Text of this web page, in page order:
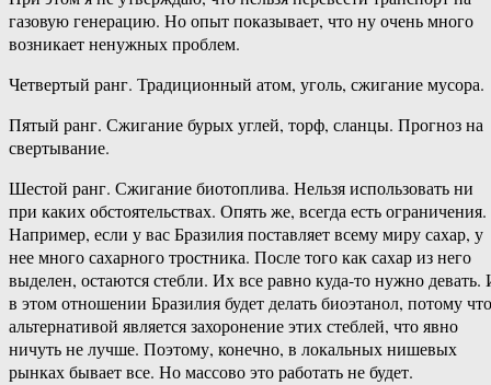
газовую генерацию. Но опыт показывает, что ну очень много
возникает ненужных проблем.
Четвертый ранг. Традиционный атом, уголь, сжигание мусора.
Пятый ранг. Сжигание бурых углей, торф, сланцы. Прогноз на
свертывание.
Шестой ранг. Сжигание биотоплива. Нельзя использовать ни
при каких обстоятельствах. Опять же, всегда есть ограничения.
Например, если у вас Бразилия поставляет всему миру сахар, у
нее много сахарного тростника. После того как сахар из него
выделен, остаются стебли. Их все равно куда-​то нужно девать.
в этом отношении Бразилия будет делать биоэтанол, потому что
альтернативой является захоронение этих стеблей, что явно
ничуть не лучше. Поэтому, конечно, в локальных нишевых
рынках бывает все. Но массово это работать не будет.